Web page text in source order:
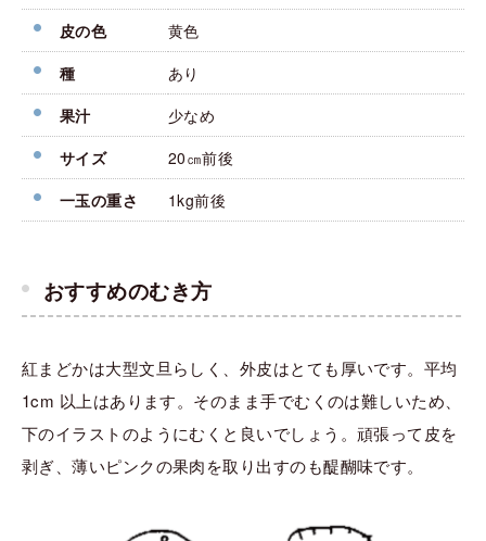
皮の色
黄色
種
あり
果汁
少なめ
サイズ
20㎝前後
一玉の重さ
1kg前後
おすすめのむき方
紅まどかは大型文旦らしく、外皮はとても厚いです。平均
1cm 以上はあります。そのまま手でむくのは難しいため、
下のイラストのようにむくと良いでしょう。頑張って皮を
剥ぎ、薄いピンクの果肉を取り出すのも醍醐味です。